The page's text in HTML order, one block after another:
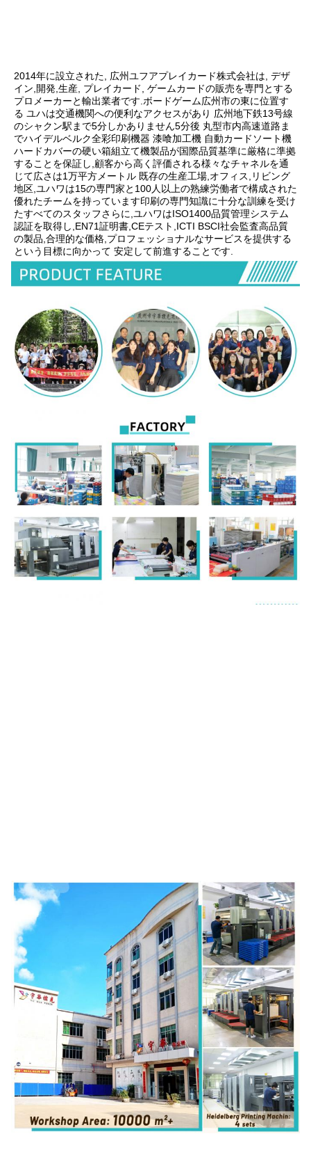
2014年に設立された, 広州ユフアプレイカード株式会社は, デザ
イン,開発,生産, プレイカード, ゲームカードの販売を専門とする
プロメーカーと輸出業者です.ボードゲーム広州市の東に位置す
る ユハは交通機関への便利なアクセスがあり 広州地下鉄13号線
のシャクン駅まで5分しかありません5分後 丸型市内高速道路ま
でハイデルベルク全彩印刷機器 漆喰加工機 自動カードソート機
ハードカバーの硬い箱組立て機製品が国際品質基準に厳格に準拠
することを保証し,顧客から高く評価される様々なチャネルを通
じて広さは1万平方メートル 既存の生産工場,オフィス,リビング
地区,ユハワは15の専門家と100人以上の熟練労働者で構成された
優れたチームを持っています印刷の専門知識に十分な訓練を受け
たすべてのスタッフさらに,ユハワはISO1400品質管理システム
認証を取得し,EN71証明書,CEテスト,ICTI BSCI社会監査高品質
の製品,合理的な価格,プロフェッショナルなサービスを提供する
という目標に向かって 安定して前進することです.